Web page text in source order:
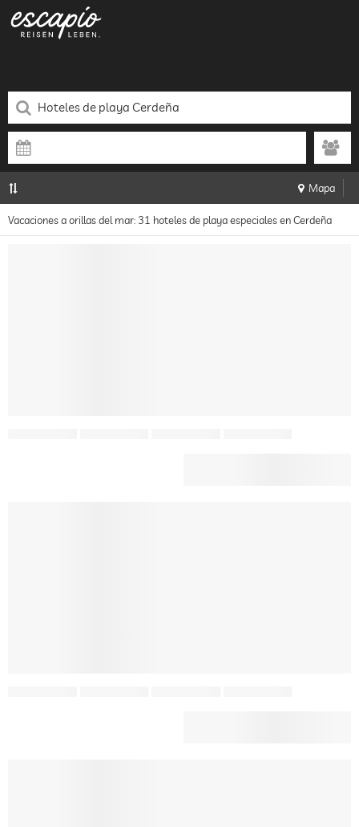
Mapa
Vacaciones a orillas del mar: 31 hoteles de playa especiales en Cerdeña